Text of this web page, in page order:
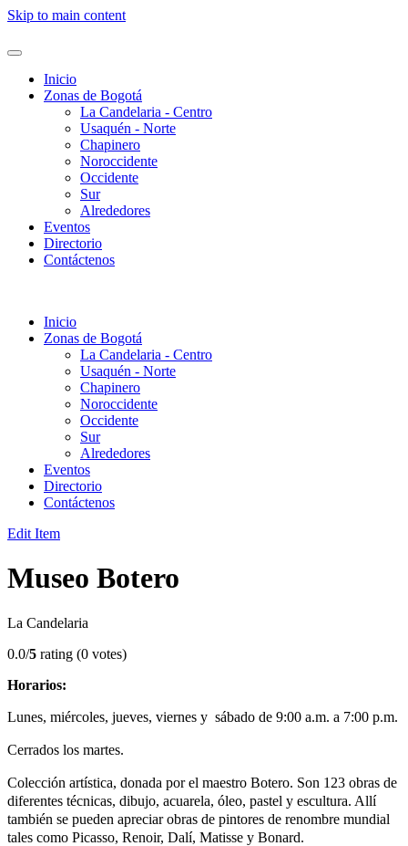
Skip to main content
Inicio
Zonas de Bogotá
La Candelaria - Centro
Usaquén - Norte
Chapinero
Noroccidente
Occidente
Sur
Alrededores
Eventos
Directorio
Contáctenos
Inicio
Zonas de Bogotá
La Candelaria - Centro
Usaquén - Norte
Chapinero
Noroccidente
Occidente
Sur
Alrededores
Eventos
Directorio
Contáctenos
Edit Item
Museo Botero
La Candelaria
0.0/5 rating (0 votes)
Horarios:
Lunes, miércoles, jueves, viernes y sábado de 9:00 a.m. a 7:00 p.m.
Cerrados los martes.
Colección artística, donada por el maestro Botero. Son 123 obras de
diferentes técnicas, dibujo, acuarela, óleo, pastel y escultura. Allí
también se pueden apreciar obras de pintores de renombre mundial
tales como Picasso, Renoir, Dalí, Matisse y Bonard.